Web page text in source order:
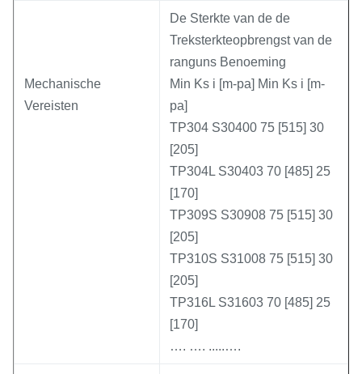
Mechanische
Vereisten
De Sterkte van de de
Treksterkteopbrengst van de
ranguns Benoeming
Min Ks i [m-pa] Min Ks i [m-
pa]
TP304 S30400 75 [515] 30
[205]
TP304L S30403 70 [485] 25
[170]
TP309S S30908 75 [515] 30
[205]
TP310S S31008 75 [515] 30
[205]
TP316L S31603 70 [485] 25
[170]
…. …. .....….